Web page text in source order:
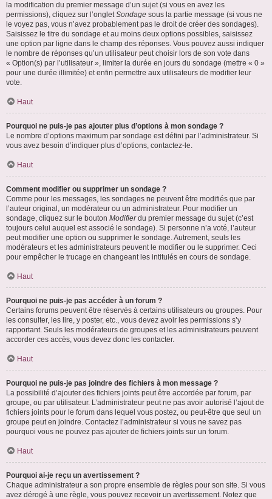
la modification du premier message d’un sujet (si vous en avez les
permissions), cliquez sur l’ongletSondage sous la partie message (si vous ne
le voyez pas, vous n’avez probablement pas le droit de créer des sondages).
Saisissez le titre du sondage et au moins deux options possibles, saisissez
une option par ligne dans le champ des réponses. Vous pouvez aussi indiquer
le nombre de réponses qu’un utilisateur peut choisir lors de son vote dans
« Option(s) par l’utilisateur », limiter la durée en jours du sondage (mettre « 0 »
pour une durée illimitée) et enfin permettre aux utilisateurs de modifier leur
vote.
Haut
Pourquoi ne puis-je pas ajouter plus d’options à mon sondage ?
Le nombre d’options maximum par sondage est défini par l’administrateur. Si
vous avez besoin d’indiquer plus d’options, contactez-le.
Haut
Comment modifier ou supprimer un sondage ?
Comme pour les messages, les sondages ne peuvent être modifiés que par
l’auteur original, un modérateur ou un administrateur. Pour modifier un
sondage, cliquez sur le bouton Modifierdu premier message du sujet (c’est
toujours celui auquel est associé le sondage). Si personne n’a voté, l’auteur
peut modifier une option ou supprimer le sondage. Autrement, seuls les
modérateurs et les administrateurs peuvent le modifier ou le supprimer. Ceci
pour empêcher le trucage en changeant les intitulés en cours de sondage.
Haut
Pourquoi ne puis-je pas accéder à un forum ?
Certains forums peuvent être réservés à certains utilisateurs ou groupes. Pour
les consulter, les lire, y poster, etc., vous devez avoir les permissions s’y
rapportant. Seuls les modérateurs de groupes et les administrateurs peuvent
accorder ces accès, vous devez donc les contacter.
Haut
Pourquoi ne puis-je pas joindre des fichiers à mon message ?
La possibilité d’ajouter des fichiers joints peut être accordée par forum, par
groupe, ou par utilisateur. L’administrateur peut ne pas avoir autorisé l’ajout de
fichiers joints pour le forum dans lequel vous postez, ou peut-être que seul un
groupe peut en joindre. Contactez l’administrateur si vous ne savez pas
pourquoi vous ne pouvez pas ajouter de fichiers joints sur un forum.
Haut
Pourquoi ai-je reçu un avertissement ?
Chaque administrateur a son propre ensemble de règles pour son site. Si vous
avez dérogé à une règle, vous pouvez recevoir un avertissement. Notez que